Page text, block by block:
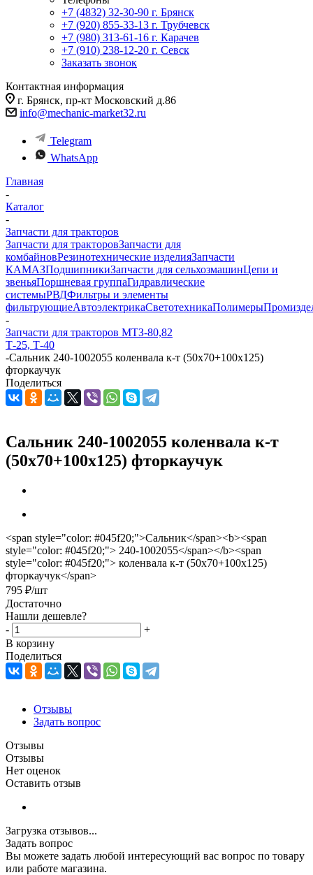
+7 (4832) 32-30-90 г. Брянск
+7 (920) 855-33-13 г. Трубчевск
+7 (980) 313-61-16 г. Карачев
+7 (910) 238-12-20 г. Севск
Заказать звонок
Контактная информация
г. Брянск, пр-кт Московский д.86
info@mechanic-market32.ru
Telegram
WhatsApp
Главная
-
Каталог
-
Запчасти для тракторов
Запчасти для тракторовЗапчасти для
комбайновРезинотехнические изделияЗапчасти
КАМАЗПодшипникиЗапчасти для сельхозмашинЦепи и
звеньяПоршневая группаГидравлические
системыРВДФильтры и элементы
фильтрующиеАвтоэлектрикаСветотехникаПолимеры
-
Запчасти для тракторов МТЗ-80,82
Т-25, Т-40
-Сальник 240-1002055 коленвала к-т (50х70+100х125)
фторкаучук
Поделиться
Сальник 240-1002055 коленвала к-т
(50х70+100х125) фторкаучук
<span style="color: #045f20;">Сальник</span><b><span
style="color: #045f20;"> 240-1002055</span></b><span
style="color: #045f20;"> коленвала к-т (50х70+100х125)
фторкаучук</span>
795 ₽/шт
Достаточно
Нашли дешевле?
-
+
В корзину
Поделиться
Отзывы
Задать вопрос
Отзывы
Отзывы
Нет оценок
Оставить отзыв
Загрузка отзывов...
Задать вопрос
Вы можете задать любой интересующий вас вопрос по товару
или работе магазина.